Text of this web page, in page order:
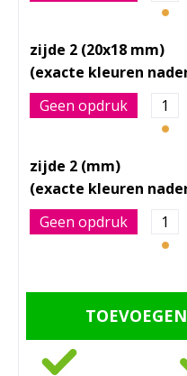
zijde 2 (20x18 mm)
Geen opdruk 1
zijde 2 (mm)
Geen opdruk 1